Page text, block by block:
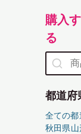
購入
る
都道府
全ての都
秋田県